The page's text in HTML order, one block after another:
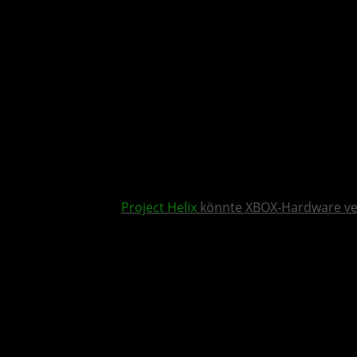
Project Helix könnte XBOX-Hardware